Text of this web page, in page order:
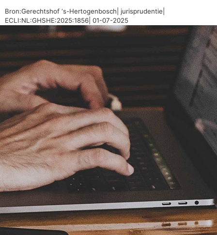
Bron:Gerechtshof ‘s-Hertogenbosch| jurisprudentie|
ECLI:NL:GHSHE:2025:1856| 01-07-2025